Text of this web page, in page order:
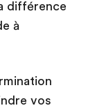
différence
à
vos